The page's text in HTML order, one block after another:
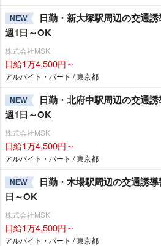
NEW
日勤・新大塚駅周辺の交通
週1日～OK
株式会社MSK
日給1万4,500円～
アルバイト・パート / 東京都
NEW
日勤・北府中駅周辺の交通
週1日～OK
株式会社MSK
日給1万4,500円～
アルバイト・パート / 東京都
NEW
日勤・木場駅周辺の交通誘
日～OK
株式会社MSK
日給1万4,500円～
アルバイト・パート / 東京都